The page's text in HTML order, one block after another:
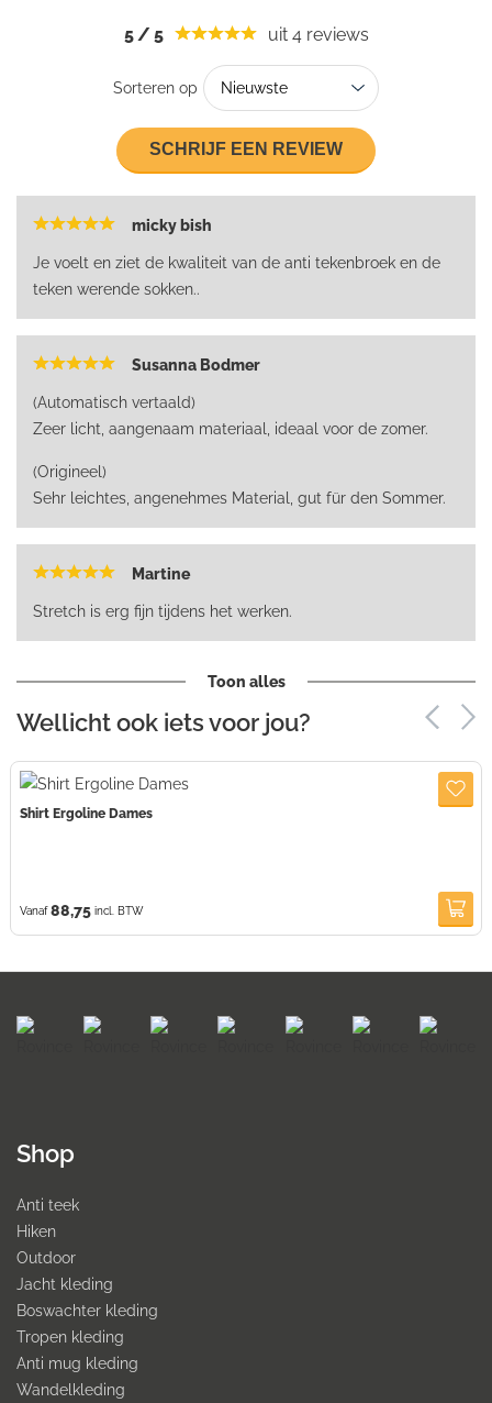
5/ 5 uit 4 reviews
Sorteren op
SCHRIJF EEN REVIEW
micky bish
Je voelt en ziet de kwaliteit van de anti tekenbroek en de
teken werende sokken..
Susanna Bodmer
(Automatisch vertaald)
Zeer licht, aangenaam materiaal, ideaal voor de zomer.
(Origineel)
Sehr leichtes, angenehmes Material, gut für den Sommer.
Martine
Stretch is erg fijn tijdens het werken.
Toon alles
Wellicht ook iets voor jou?
Shirt Ergoline Dames
Vanaf 88,75 incl. BTW
Shop
Anti teek
Hiken
Outdoor
Jacht kleding
Boswachter kleding
Tropen kleding
Anti mug kleding
Wandelkleding